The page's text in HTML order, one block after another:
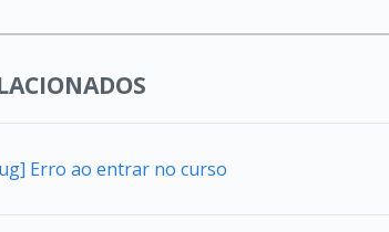
Erro ao entrar no curso